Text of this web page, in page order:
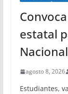
estatal
agosto 8, 2026
Estudiantes,